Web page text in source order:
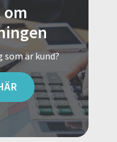
som är kund?